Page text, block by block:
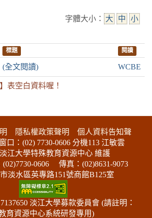
字體大小： 大 中 小
標題 閱讀
(全文閱讀) WCBE
表空白資料喔！
隱私權政策聲明
個人資料告知聲
：(02) 7730-0606 分機113 江敏雲
江大學特殊教育資源中心 維護
0606
傳真：(02)8631-9073
淡水區英專路151號商館B125室
淡江大學募款委員會 (請註明：
育資源中心系統研發專用)